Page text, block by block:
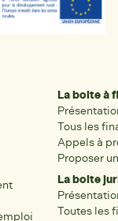
La boite à
Tous les
Appels à
Proposer
La boite
Toutes les